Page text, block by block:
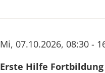
Mi, 07.10.2026, 08:30 -
Erste Hilfe Fortbildung